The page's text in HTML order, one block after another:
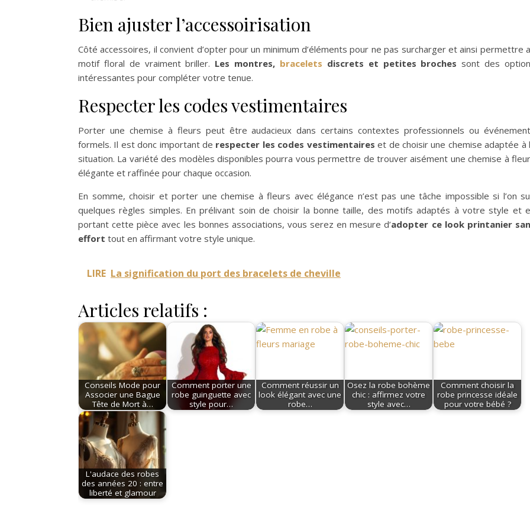
Bien ajuster l’accessoirisation
Côté accessoires, il convient d’opter pour un minimum d’éléments pour ne pas surcharger et ainsi permettre
motif floral de vraiment briller. Les montres, bracelets discrets et petites broches sont des
intéressantes pour compléter votre tenue.
Respecter les codes vestimentaires
Porter une chemise à fleurs peut être audacieux dans certains contextes professionnels ou
formels. Il est donc important de respecter les codes vestimentaires et de choisir une chemise adaptée à
situation. La variété des modèles disponibles pourra vous permettre de trouver aisément une chemise à
élégante et raffinée pour chaque occasion.
En somme, choisir et porter une chemise à fleurs avec élégance n’est pas une tâche impossible si l’on
quelques règles simples. En prélivant soin de choisir la bonne taille, des motifs adaptés à votre style et
portant cette pièce avec les bonnes associations, vous serez en mesure d’adopter ce look printanier
effort tout en affirmant votre style unique.
LIRE La signification du port des bracelets de cheville
Articles relatifs :
Conseils Mode pour
Associer une Bague
Tête de Mort à…
Comment porter une
robe guinguette avec
style pour…
Comment réussir un
look élégant avec une
robe…
Osez la robe bohème
chic : affirmez votre
style avec…
Comment choisir la
robe princesse idéale
pour votre bébé ?
L'audace des robes
des années 20 : entre
liberté et glamour